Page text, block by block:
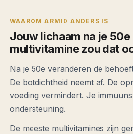
WAAROM ARMID ANDERS IS
Jouw lichaam na je 50e
multivitamine zou dat
Na je 50e veranderen de
De botdichtheid neemt af. De
voeding vermindert. Je
ondersteuning.
De meeste multivitamines zijn